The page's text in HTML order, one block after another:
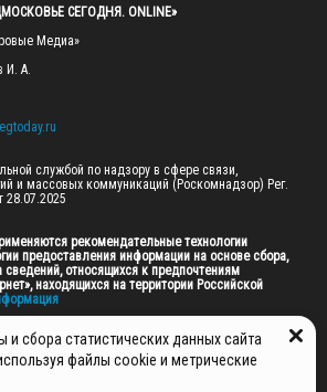
СЕГОДНЯ. ONLINE»
Медиа»
И. А.
службой по надзору в сфере связи,
и массовых коммуникаций (Роскомнадзор) Рег.
рекомендательные технологии
предоставления информации на основе сбора,
сведений, относящихся к предпочтениям
находящихся на территории Российской
САЙТА ПРИНАДЛЕЖАТ ГАУ МО "ЦИФРОВЫЕ
и сбора статистических данных сайта
файлы cookie и метрические